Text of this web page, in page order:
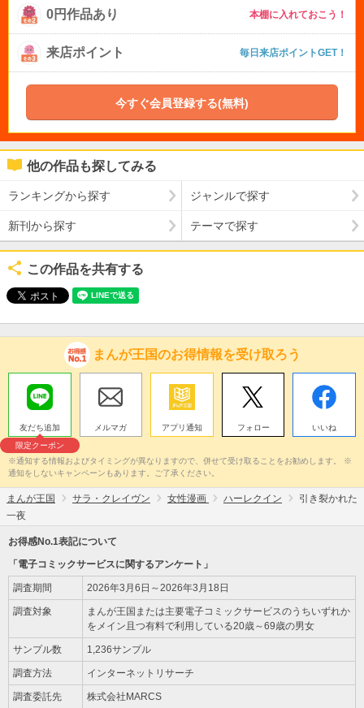
0円作品あり 本棚に入れておこう！
来店ポイント 毎日来店ポイントGET！
今すぐ会員登録する(無料)
他の作品も探してみる
ランキングから探す ジャンルで探す
新刊から探す テーマで探す
この作品を共有する
まんが王国のお得情報を受け取ろう
友だち追加
限定クーポン
メルマガ アプリ通知 フォロー いいね
※通知する情報およびタイミングが異なりますので、併せて受け取ることをお勧めします。 ※
通知をしないキャンペーンもあります。ご了承ください。
まんが王国 サラ・クレイヴン 女性漫画 ハーレクイン
引き裂かれた
一夜
お得感No.1表記について
「電子コミックサービスに関するアンケート」
調査期間 2026年3月6日～2026年3月18日
調査対象
まんが王国または主要電子コミックサービスのうちいずれか
をメイン且つ有料で利用している20歳～69歳の男女
サンプル数 1,236サンプル
調査方法 インターネットリサーチ
調査委託先 株式会社MARCS